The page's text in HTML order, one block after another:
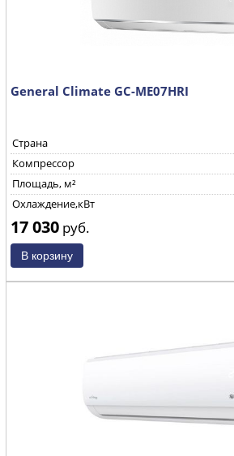
General Climate GC-ME07HRI
Страна
Компрессор
Площадь, м²
Охлаждение,кВт
17 030 руб.